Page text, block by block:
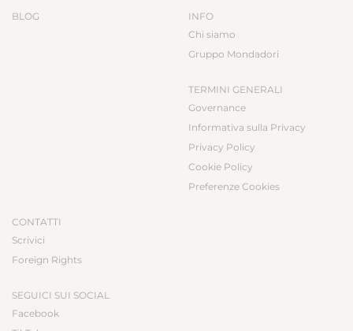
BLOG
INFO
Chi siamo
Gruppo Mondadori
TERMINI GENERALI
Governance
Informativa sulla Privacy
Privacy Policy
Cookie Policy
Preferenze Cookies
CONTATTI
Scrivici
Foreign Rights
SEGUICI SUI SOCIAL
Facebook